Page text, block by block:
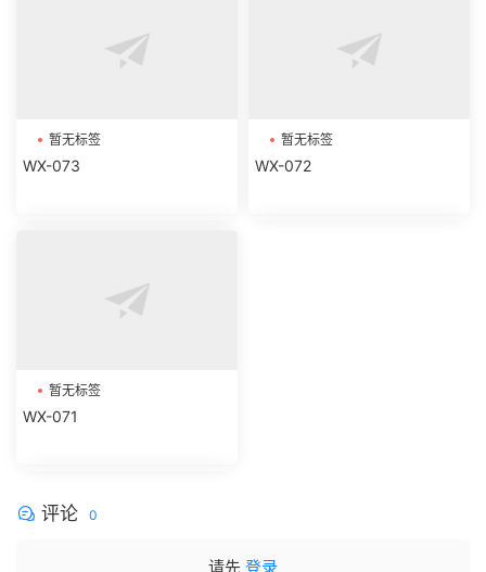
暂无标签
WX-073
暂无标签
WX-072
暂无标签
WX-071
评论 0